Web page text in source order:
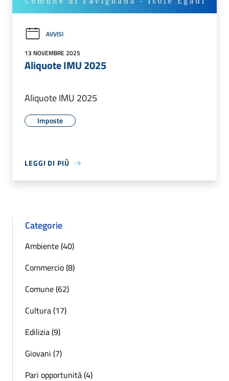
AVVISI
13 NOVEMBRE 2025
Aliquote IMU 2025
Aliquote IMU 2025
Imposte
LEGGI DI PIÙ
Categorie
Ambiente (40)
Commercio (8)
Comune (62)
Cultura (17)
Edilizia (9)
Giovani (7)
Pari opportunità (4)